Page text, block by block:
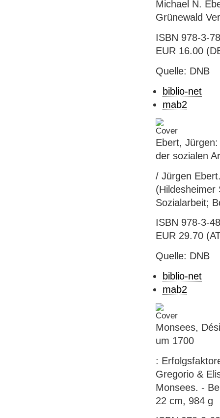
Michael N.
Grünewald
ISBN 978-3-
EUR 16.00
Quelle: DNB
biblio-net
mab2
Ebert,
der sozialen
/ Jürgen
(Hildesheimer
Sozialarbeit;
ISBN 978-3-
EUR 29.70
Quelle: DNB
biblio-net
mab2
Monsees,
um 1700
:
Gregorio &
Monsees. -
22 cm, 984 g